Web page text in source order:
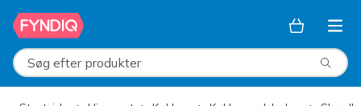
Spring til hovedindhold
Søg efter produkter